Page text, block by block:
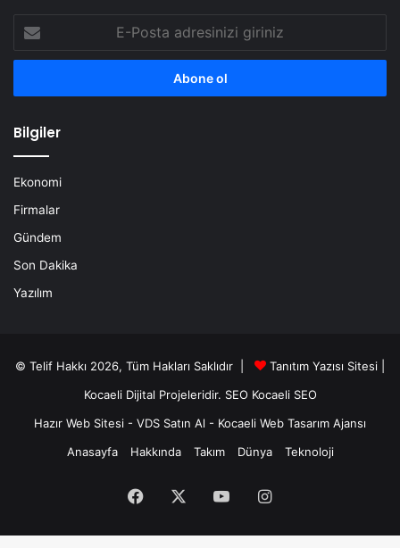
Posta
adresinizi
Bilgiler
Ekonomi
Firmalar
Gündem
Son Dakika
Yazılım
© Telif Hakkı 2026, Tüm Hakları Saklıdır |
Tanıtım Yazısı Sitesi |
Kocaeli Dijital Projeleridir. SEO Kocaeli SEO
Hazır Web Sitesi - VDS Satın Al - Kocaeli Web Tasarım Ajansı
Anasayfa
Hakkında Takım Dünya Teknoloji
Facebook YouTubeInstagram